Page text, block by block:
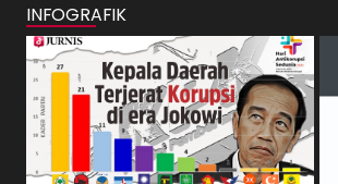
INFOGRAFIK